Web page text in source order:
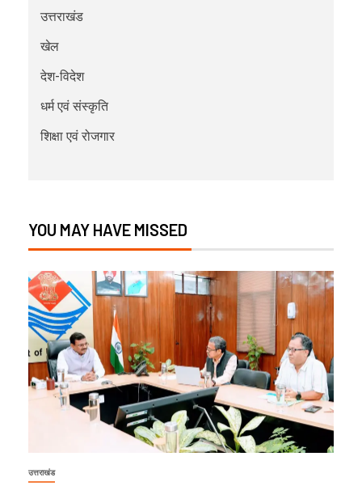
उत्तराखंड
खेल
देश-विदेश
धर्म एवं संस्कृति
शिक्षा एवं रोजगार
YOU MAY HAVE MISSED
उत्तराखंड